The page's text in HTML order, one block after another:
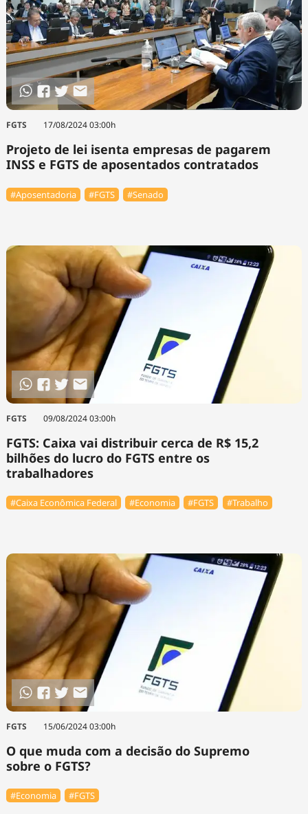
FGTS 17/08/2024 03:00h
Projeto de lei isenta empresas de pagarem
INSS e FGTS de aposentados contratados
#Aposentadoria #FGTS #Senado
FGTS 09/08/2024 03:00h
FGTS: Caixa vai distribuir cerca de R$ 15,2
bilhões do lucro do FGTS entre os
trabalhadores
#Caixa Econômica Federal #Economia #FGTS #Trabalho
FGTS 15/06/2024 03:00h
O que muda com a decisão do Supremo
sobre o FGTS?
#Economia #FGTS